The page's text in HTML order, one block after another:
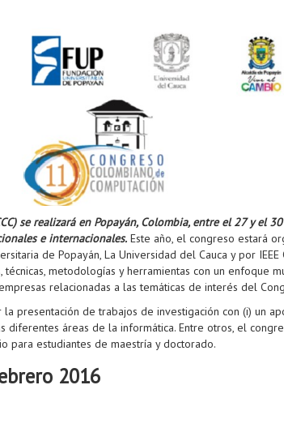
se realizará en Popayán, Colombia, entre el 27 y el
e internacionales. Este año, el congreso estará
de Popayán, La Universidad del Cauca y por
metodologías y herramientas con un enfoque
relacionadas a las temáticas de interés del
presentación de trabajos de investigación con (i) un
diferentes áreas de la informática. Entre otros, el
para estudiantes de maestría y doctorado.
2016